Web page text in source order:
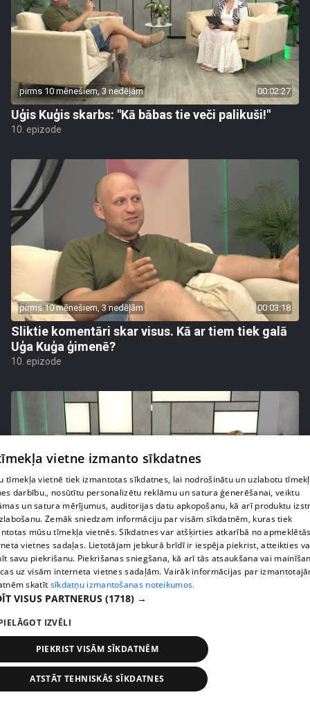
pirms 10 mēnešiem, 3 nedēļām 00:02:27
Uģis Kuģis skarbs: "Kā bābas tie veči palikuši!"
10. epizode
pirms 10 mēnešiem, 3 nedēļām 00:03:18
Sliktie komentāri skar visus. Kā ar tiem tiek galā
Uģa Kuģa ģimenē?
10. epizode
pirms 10 mēnešiem, 4 nedēļām 00:04:58
Uģis Kuģis apņēmies nopietni pievērsties
veselības problēmu sakārtošanai
10. epizode
vietne izmanto sīkdatnes
tīmekļa vietnē tiek izmantotas sīkdatnes, lai nodrošinātu un uzlabotu
darbību., nosūtītu personalizētu reklāmu un satura ģenerēšanai, veiktu
un satura mērījumus, auditorijas datu apkopošanu, kā arī produktu
Zemāk sniedzam informāciju par visām sīkdatnēm, kuras tiek
mūsu tīmekļa vietnēs. Sīkdatnes var atšķirties atkarībā no
vietnes sadaļas. Lietotājam jebkurā brīdī ir iespēja piekrist, atteikties
savu piekrišanu. Piekrišanas sniegšana, kā arī tās atsaukšana vai
uz visām interneta vietnes sadaļām. Vairāk informācijas par
skatīt sīkdatņu izmantošanas noteikumos.
VISUS PARTNERUS (1718) →
IZVĒLI
PIEKRIST VISĀM SĪKDATNĒM
ATSTĀT TEHNISKĀS SĪKDATNES